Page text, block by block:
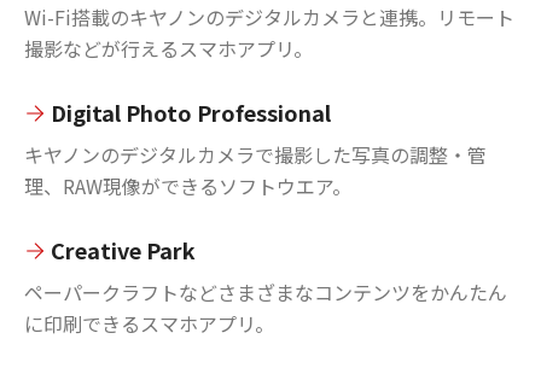
Wi-Fi搭載のキヤノンのデジタルカメラと連携。リモート
撮影などが行えるスマホアプリ。
Digital Photo Professional
キヤノンのデジタルカメラで撮影した写真の調整・管
理、RAW現像ができるソフトウエア。
Creative Park
ペーパークラフトなどさまざまなコンテンツをかんたん
に印刷できるスマホアプリ。